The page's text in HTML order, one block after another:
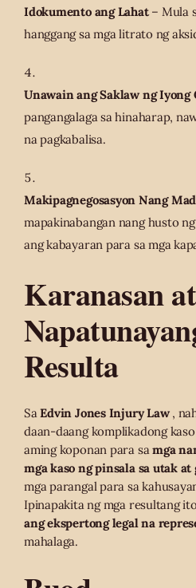
Idokumento ang Lahat– Mula
hanggang sa mga litrato ng
Unawain ang Saklaw ng Iyong
pangangalaga sa hinaharap,
na pagkabalisa.
Makipagnegosasyon Nang
mapakinabangan nang husto
ang kabayaran para sa mga
Karanasan at
Resulta
SaEdvin Jones Injury Law,
daan-daang komplikadong
aming koponan para samga
mga kaso ng pinsala sa utak at
mga parangal para sa
Ipinapakita ng mga resultang
ang ekspertong legal na
mahalaga.